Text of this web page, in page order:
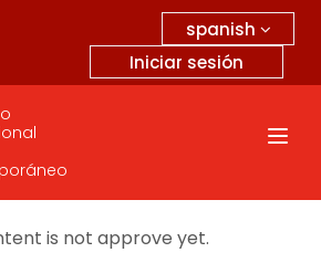
spanish
Iniciar sesión
is not approve yet.